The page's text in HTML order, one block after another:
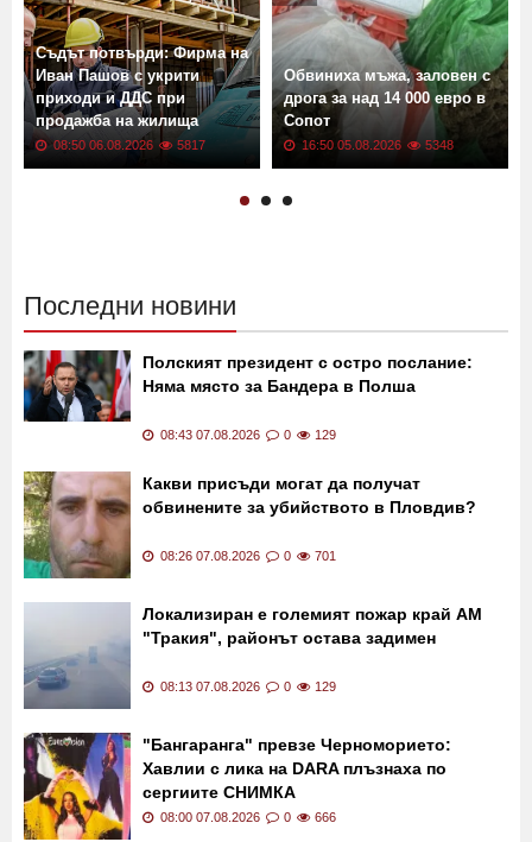
Съдът потвърди: Фирма на
Иван Пашов с укрити
приходи и ДДС при
продажба на жилища
08:50 06.08.2026 5817
Обвиниха мъжа, заловен с
дрога за над 14 000 евро в
Сопот
16:50 05.08.2026 5348
Последни новини
Полският президент с остро послание:
Няма място за Бандера в Полша
08:43 07.08.2026 0 129
Какви присъди могат да получат
обвинените за убийството в Пловдив?
08:26 07.08.2026 0 701
Локализиран е големият пожар край АМ
"Тракия", районът остава задимен
08:13 07.08.2026 0 129
"Бангаранга" превзе Черноморието:
Хавлии с лика на DARA плъзнаха по
сергиите СНИМКА
08:00 07.08.2026 0 666